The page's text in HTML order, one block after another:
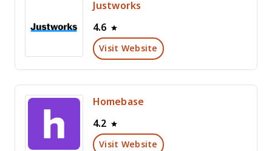
Justworks
4.6
Visit Website
Homebase
4.2
Visit Website